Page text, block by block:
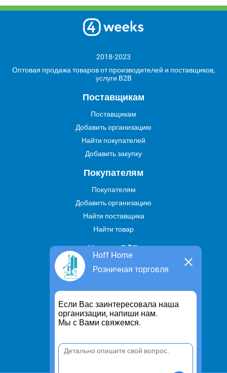
Hoff Home
Розничная торговля
Если Вас заинтересовала наша
организации, напиши нам.
Мы с Вами свяжемся.
2018-2023
Оптовая продажа товаров от производителей и поставщиков,
услуги B2B
Поставщикам
Поставщикам
Добавить организацию
Найти покупателей
Добавить закупку
Покупателям
Покупателям
Добавить организацию
Найти поставщика
Найти товар
Услуги В2В
Найти услугу
Предложить свою услугу
Дропшиппинг
Транспортные услуги
Информация
Политика конфиденциальности